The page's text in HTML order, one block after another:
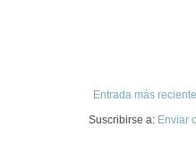
Entrada más reciente
Suscribirse a: Enviar